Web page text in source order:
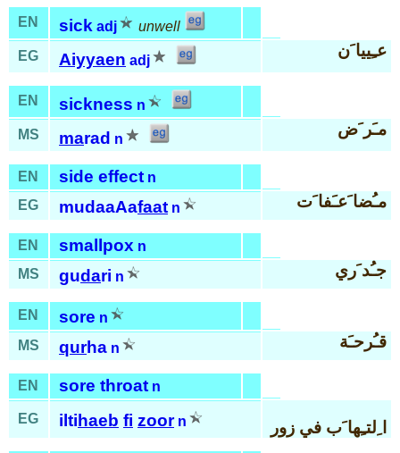
EN sick adj
unwell
EG
Aiyyaen adj
عـِييا َن
EN sickness n
MS
marad n
مـَر َض
EN side effect n
EG
mudaaAafaat n مـُضا َعـَفا َت
EN smallpox n
MS
gudari n جـُد َري
EN sore n
MS
qurha n قـُرحـَة
EN sore throat n
EG iltihaeb fi zoor n ا ِلتـِها َب في زور